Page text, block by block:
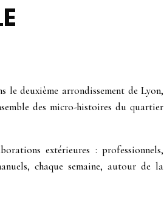
deuxième arrondissement de Lyon,
des micro-histoires du quartier
extérieures : professionnels,
chaque semaine, autour de la